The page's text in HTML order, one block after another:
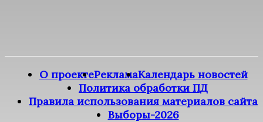
О проектеРекламаКалендарь новостей
Политика обработки ПД
Правила использования материалов сайта
Выборы-2026